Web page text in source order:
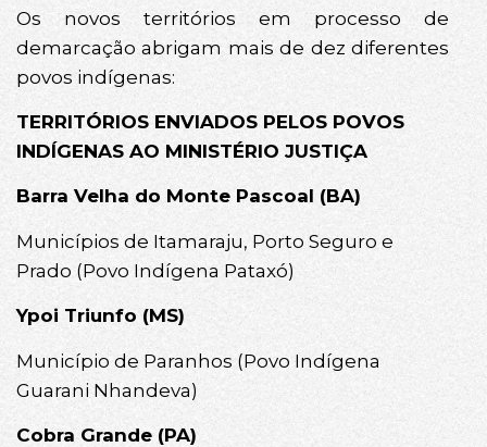
Os novos territórios em processo de
demarcação abrigam mais de dez diferentes
povos indígenas:
TERRITÓRIOS ENVIADOS PELOS POVOS
INDÍGENAS AO MINISTÉRIO JUSTIÇA
Barra Velha do Monte Pascoal (BA)
Municípios de Itamaraju, Porto Seguro e
Prado (Povo Indígena Pataxó)
Ypoi Triunfo (MS)
Município de Paranhos (Povo Indígena
Guarani Nhandeva)
Cobra Grande (PA)